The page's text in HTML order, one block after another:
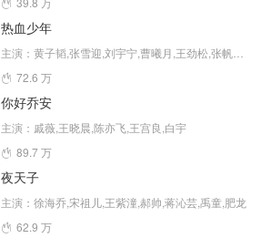
热血少年
72.6 万
你好乔安
主演：戚薇,王晓晨,陈亦飞,王宫良,白宇
89.7 万
夜天子
主演：徐海乔,宋祖儿,王紫潼,郝帅,蒋沁芸,禹童,肥龙
62.9 万